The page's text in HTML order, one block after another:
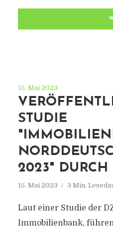
15. Mai 2023
STUDIE
2023"
15. Mai 2023 3 Min.
Laut einer Studie der
Immobilienbank,